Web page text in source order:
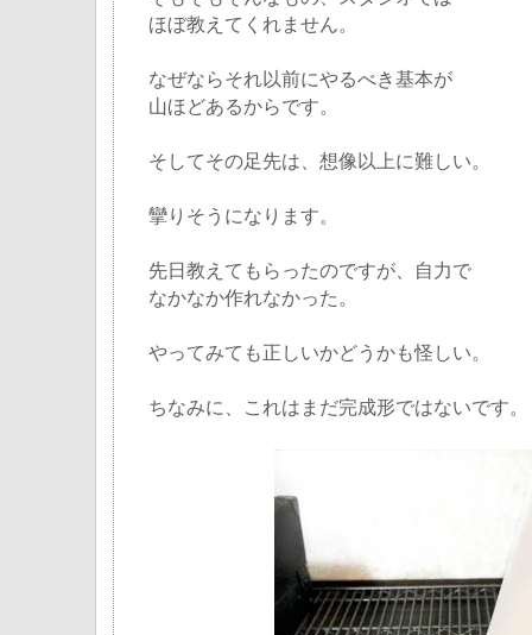
ほぼ教えてくれません。
なぜならそれ以前にやるべき基本が
山ほどあるからです。
そしてその足先は、想像以上に難しい。
攣りそうになります。
先日教えてもらったのですが、自力で
なかなか作れなかった。
やってみても正しいかどうかも怪しい。
ちなみに、これはまだ完成形ではないです。